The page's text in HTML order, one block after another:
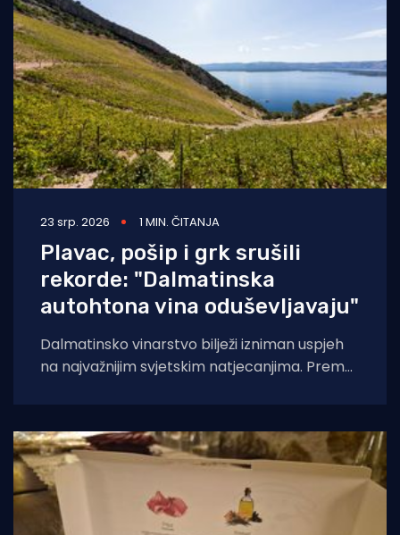
23 srp. 2026 1 MIN. ČITANJA
Plavac, pošip i grk srušili
rekorde: "Dalmatinska
autohtona vina oduševljavaju"
Dalmatinsko vinarstvo bilježi izniman uspjeh
na najvažnijim svjetskim natjecanjima. Prema